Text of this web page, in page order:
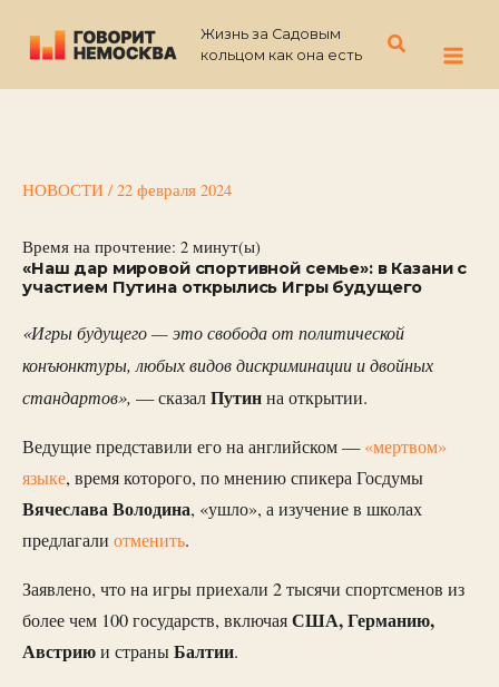
содержимому
Жизнь за Садовым
кольцом как она есть
Поиск
НОВОСТИ / 22 февраля 2024
Время на прочтение: 2 минут(ы)
«Наш дар мировой спортивной семье»: в Казани с
участием Путина открылись Игры будущего
«Игры будущего — это свобода от политической
конъюнктуры, любых видов дискриминации и двойных
стандартов», — сказалПутинна открытии.
Ведущие представили его на английском —«мертвом»
языке, время которого, по мнению спикера Госдумы
Вячеслава Володина, «ушло», а изучение в школах
предлагали отменить.
Заявлено, что на игры приехали 2 тысячи спортсменов из
более чем 100 государств, включаяСША, Германию,
Австриюи страныБалтии.